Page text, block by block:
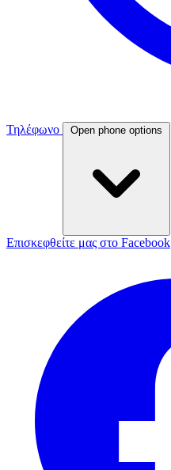
Τηλέφωνο Open phone options
Επισκεφθείτε μας στο Facebook